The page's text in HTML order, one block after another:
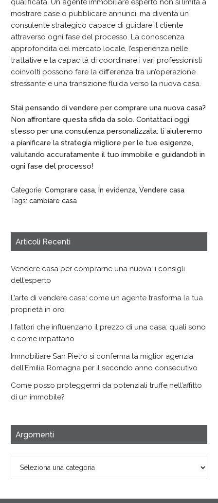
qualificata. Un agente immobiliare esperto non si limita a
mostrare case o pubblicare annunci, ma diventa un
consulente strategico capace di guidare il cliente
attraverso ogni fase del processo. La conoscenza
approfondita del mercato locale, l’esperienza nelle
trattative e la capacità di coordinare i vari professionisti
coinvolti possono fare la differenza tra un’operazione
stressante e una transizione fluida verso la nuova casa.
Stai pensando di vendere per comprare una nuova casa?
Non affrontare questa sfida da solo. Contattaci oggi
stesso per una consulenza personalizzata: ti aiuteremo
a pianificare la strategia migliore per le tue esigenze,
valutando accuratamente il tuo immobile e guidandoti in
ogni fase del processo!
Categorie:Comprare casa In evidenza ,Vendere casa
Tags:cambiare casa
Articoli Recenti
Vendere casa per comprarne una nuova: i consigli
dell’esperto
L’arte di vendere casa: come un agente trasforma la tua
proprietà in oro
I fattori che influenzano il prezzo di una casa: quali sono
e come impattano
Immobiliare San Pietro si conferma la miglior agenzia
dell’Emilia Romagna per il secondo anno consecutivo
Come posso proteggermi da potenziali truffe nell’affitto
di un immobile?
Argomenti